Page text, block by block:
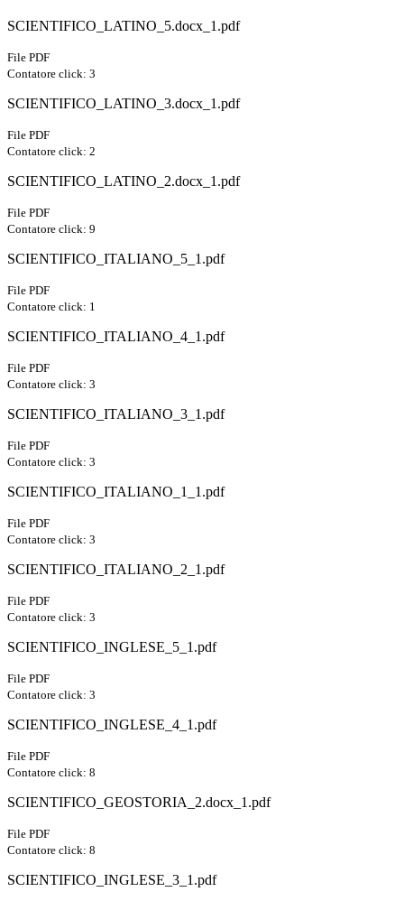
SCIENTIFICO_LATINO_5.docx_1.pdf
File PDF
Contatore click: 3
SCIENTIFICO_LATINO_3.docx_1.pdf
File PDF
Contatore click: 2
SCIENTIFICO_LATINO_2.docx_1.pdf
File PDF
Contatore click: 9
SCIENTIFICO_ITALIANO_5_1.pdf
File PDF
Contatore click: 1
SCIENTIFICO_ITALIANO_4_1.pdf
File PDF
Contatore click: 3
SCIENTIFICO_ITALIANO_3_1.pdf
File PDF
Contatore click: 3
SCIENTIFICO_ITALIANO_1_1.pdf
File PDF
Contatore click: 3
SCIENTIFICO_ITALIANO_2_1.pdf
File PDF
Contatore click: 3
SCIENTIFICO_INGLESE_5_1.pdf
File PDF
Contatore click: 3
SCIENTIFICO_INGLESE_4_1.pdf
File PDF
Contatore click: 8
SCIENTIFICO_GEOSTORIA_2.docx_1.pdf
File PDF
Contatore click: 8
SCIENTIFICO_INGLESE_3_1.pdf